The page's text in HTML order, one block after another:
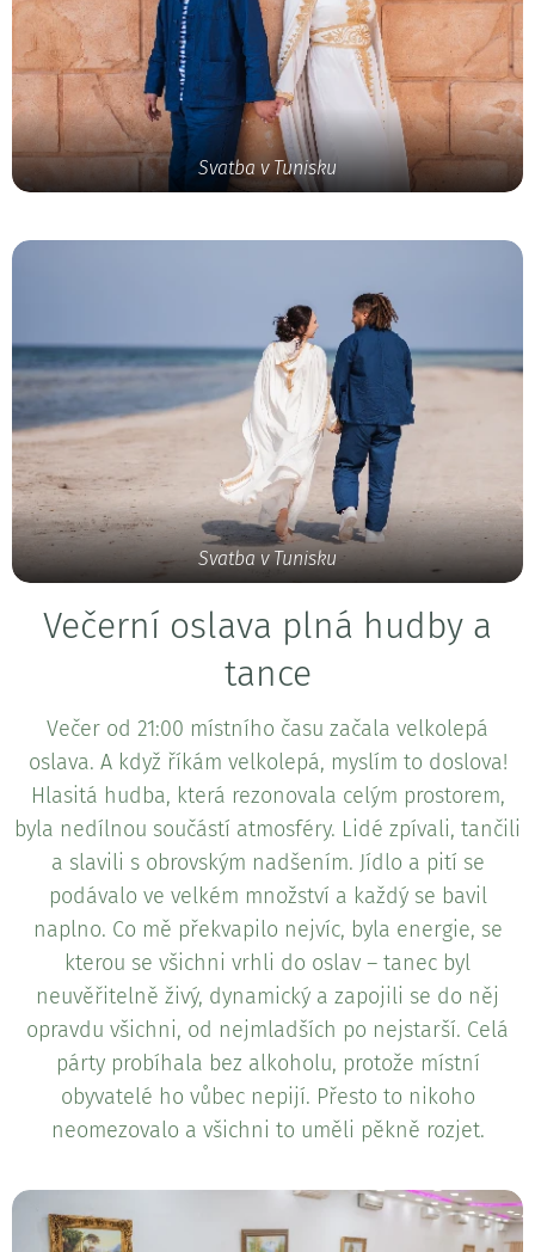
Svatba v Tunisku
Svatba v Tunisku
Večerní oslava plná hudby a
tance
Večer od 21:00 místního času začala velkolepá
oslava. A když říkám velkolepá, myslím to doslova!
Hlasitá hudba, která rezonovala celým prostorem,
byla nedílnou součástí atmosféry. Lidé zpívali, tančili
a slavili s obrovským nadšením. Jídlo a pití se
podávalo ve velkém množství a každý se bavil
naplno. Co mě překvapilo nejvíc, byla energie, se
kterou se všichni vrhli do oslav – tanec byl
neuvěřitelně živý, dynamický a zapojili se do něj
opravdu všichni, od nejmladších po nejstarší. Celá
párty probíhala bez alkoholu, protože místní
obyvatelé ho vůbec nepijí. Přesto to nikoho
neomezovalo a všichni to uměli pěkně rozjet.